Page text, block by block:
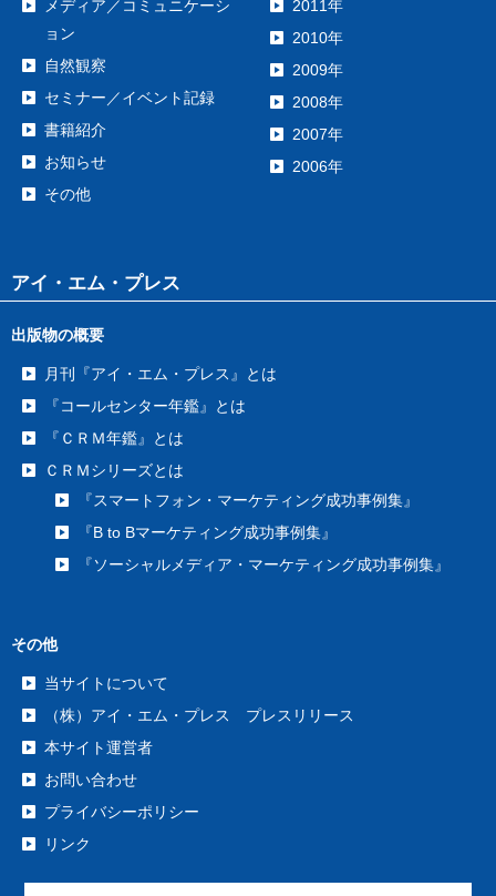
メディア／コミュニケーシ
ョン
自然観察
セミナー／イベント記録
書籍紹介
お知らせ
その他
2011年
2010年
2009年
2008年
2007年
2006年
アイ・エム・プレス
出版物の概要
月刊『アイ・エム・プレス』とは
『コールセンター年鑑』とは
『ＣＲＭ年鑑』とは
ＣＲＭシリーズとは
『スマートフォン・マーケティング成功事例集』
『B to Bマーケティング成功事例集』
『ソーシャルメディア・マーケティング成功事例集』
その他
当サイトについて
（株）アイ・エム・プレス プレスリリース
本サイト運営者
お問い合わせ
プライバシーポリシー
リンク